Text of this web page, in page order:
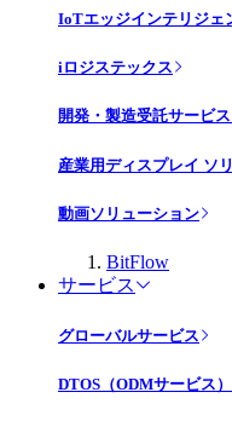
IoTエッジインテリジェ
iロジステックス
開発・製造受託サービス
産業用ディスプレイ ソ
動画ソリューション
BitFlow
サービス
グローバルサービス
DTOS（ODMサービス）